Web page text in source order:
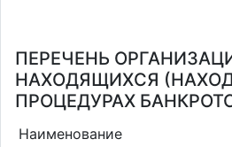
ПЕРЕЧЕНЬ
НАХОДЯЩИХСЯ
ПРОЦЕДУРАХ
Наименование